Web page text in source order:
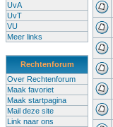
UvA
UvT
VU
Meer links
Rechtenforum
Over Rechtenforum
Maak favoriet
Maak startpagina
Mail deze site
Link naar ons